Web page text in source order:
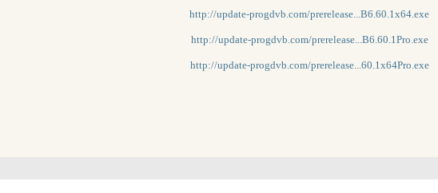
http://update-progdvb.com/prerelease...B6.60.1x64.exe
http://update-progdvb.com/prerelease...B6.60.1Pro.exe
http://update-progdvb.com/prerelease...60.1x64Pro.exe